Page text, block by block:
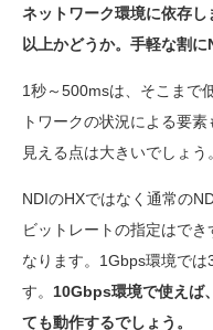
ネットワーク環境に依存
以上かどうか。手軽な割に
1秒～500msは、そこまで
トワークの状況による要
見える点は大きいでしょう。
NDIのHXではなく通常の
ビットレートの指定はで
なります。1Gbps環境で
す。 10Gbps環境で使えば
ても動作するでしょう。